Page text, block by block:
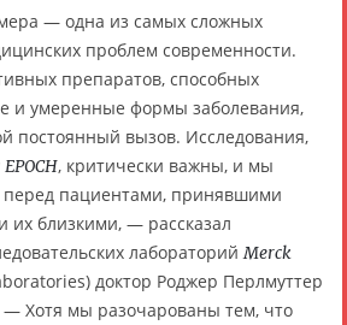
— одна из самых сложных
проблем современности.
препаратов, способных
и умеренные формы заболевания,
постоянный вызов. Исследования,
EPOCH, критически важны, и мы
перед пациентами, принявшими
их близкими, — рассказал
лабораторий Merck
доктор Роджер Перлмуттер
— Хотя мы разочарованы тем, что